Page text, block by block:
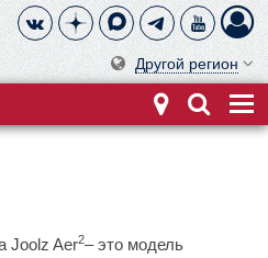
Другой регион
Joolz Aer2– это модель